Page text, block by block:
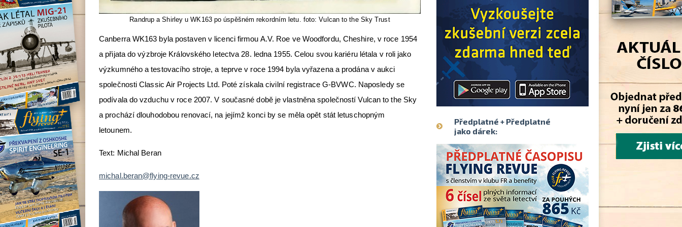
Randrup a Shirley u WK163 po úspěšném rekordním letu. foto: Vulcan to the Sky Trust
Canberra WK163 byla postaven v licenci firmou A.V. Roe ve Woodfordu, Cheshire, v roce 1954
a přijata do výzbroje Královského letectva 28. ledna 1955. Celou svou kariéru létala v roli jako
výzkumného a testovacího stroje, a teprve v roce 1994 byla vyřazena a prodána v aukci
společnosti Classic Air Projects Ltd. Poté získala civilní registrace G-BVWC. Naposledy se
podívala do vzduchu v roce 2007. V současné době je vlastněna společností Vulcan to the Sky
a prochází dlouhodobou renovací, na jejímž konci by se měla opět stát letuschopným
letounem.
Text: Michal Beran
michal.beran@flying-revue.cz
Předplatné + Předplatné
jako dárek: